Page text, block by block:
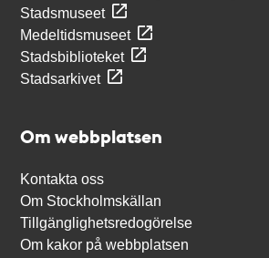
Stadsmuseet
Medeltidsmuseet
Stadsbiblioteket
Stadsarkivet
Om webbplatsen
Kontakta oss
Om Stockholmskällan
Tillgänglighetsredogörelse
Om kakor på webbplatsen